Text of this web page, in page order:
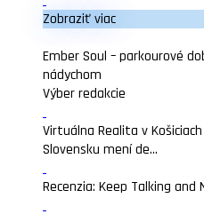
Zobraziť viac
Ember Soul – parkourové
nádychom
Výber redakcie
Virtuálna Realita v
Slovensku mení de...
Recenzia: Keep Talking and